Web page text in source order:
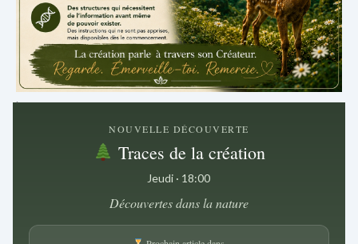
.
NOUVELLE DÉCOUVERTE
Traces de la création
Jeudi · 18:00
Découvertes dans la nature